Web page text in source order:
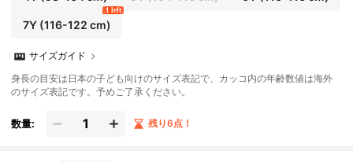
7Y(116-122 cm)
1 left
サイズガイド
身長の目安は日本の子ども向けのサイズ表記で、カッコ内の年齢数値は海外
のサイズ表記です。予めご了承ください。
数量: 残り6点！